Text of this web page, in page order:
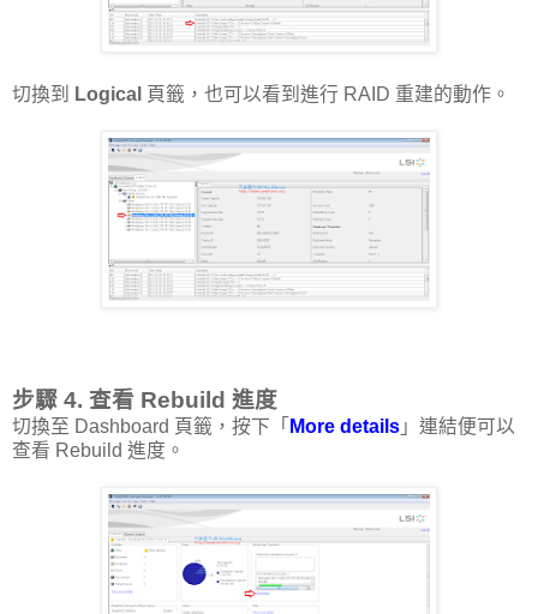
切換到 Logical 頁籤，也可以看到進行 RAID 重建的動作。
步驟 4. 查看 Rebuild 進度
切換至 Dashboard 頁籤，按下「 More details 」連結便可以
查看 Rebuild 進度。